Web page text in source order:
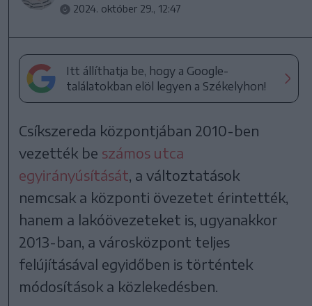
2024. október 29., 12:47
Itt állíthatja be, hogy a Google-
találatokban elöl legyen a Székelyhon!
Csíkszereda központjában 2010-ben
vezették be számos utca
egyirányúsítását , a változtatások
nemcsak a központi övezetet érintették,
hanem a lakóövezeteket is, ugyanakkor
2013-ban, a városközpont teljes
felújításával egyidőben is történtek
módosítások a közlekedésben.